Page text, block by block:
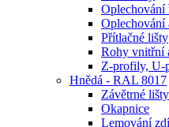
Oplechování
Oplechování
Přítlačné lišty
Rohy vnitřní
Z-profily, U-
Hnědá - RAL 8017
Závětrné lišty
Okapnice
Lemování zdí